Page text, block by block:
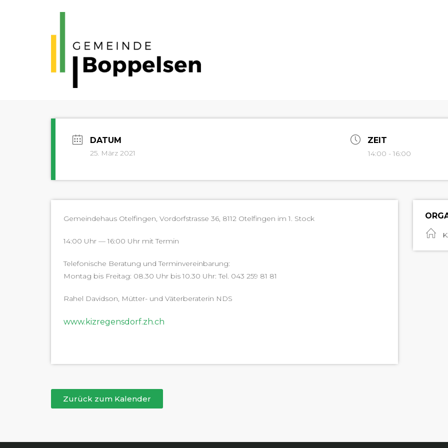
25. März 2021
ZEIT
14:00 - 16:00
Gemein­de­haus Otelfin­gen, Vor­dorf­s­trasse 36, 8112 Otelfin­gen im 1. Stock
14:00 Uhr — 16:00 Uhr mit Termin
Tele­fonis­che Beratung und Terminvereinbarung:
Mon­tag bis Fre­itag: 08.30 Uhr bis 10.30 Uhr: Tel. 043 259 81 81
Rahel David­son, Müt­ter- und Väter­ber­a­terin NDS
www.kizregensdorf.zh.ch
Zurück zum Kalender